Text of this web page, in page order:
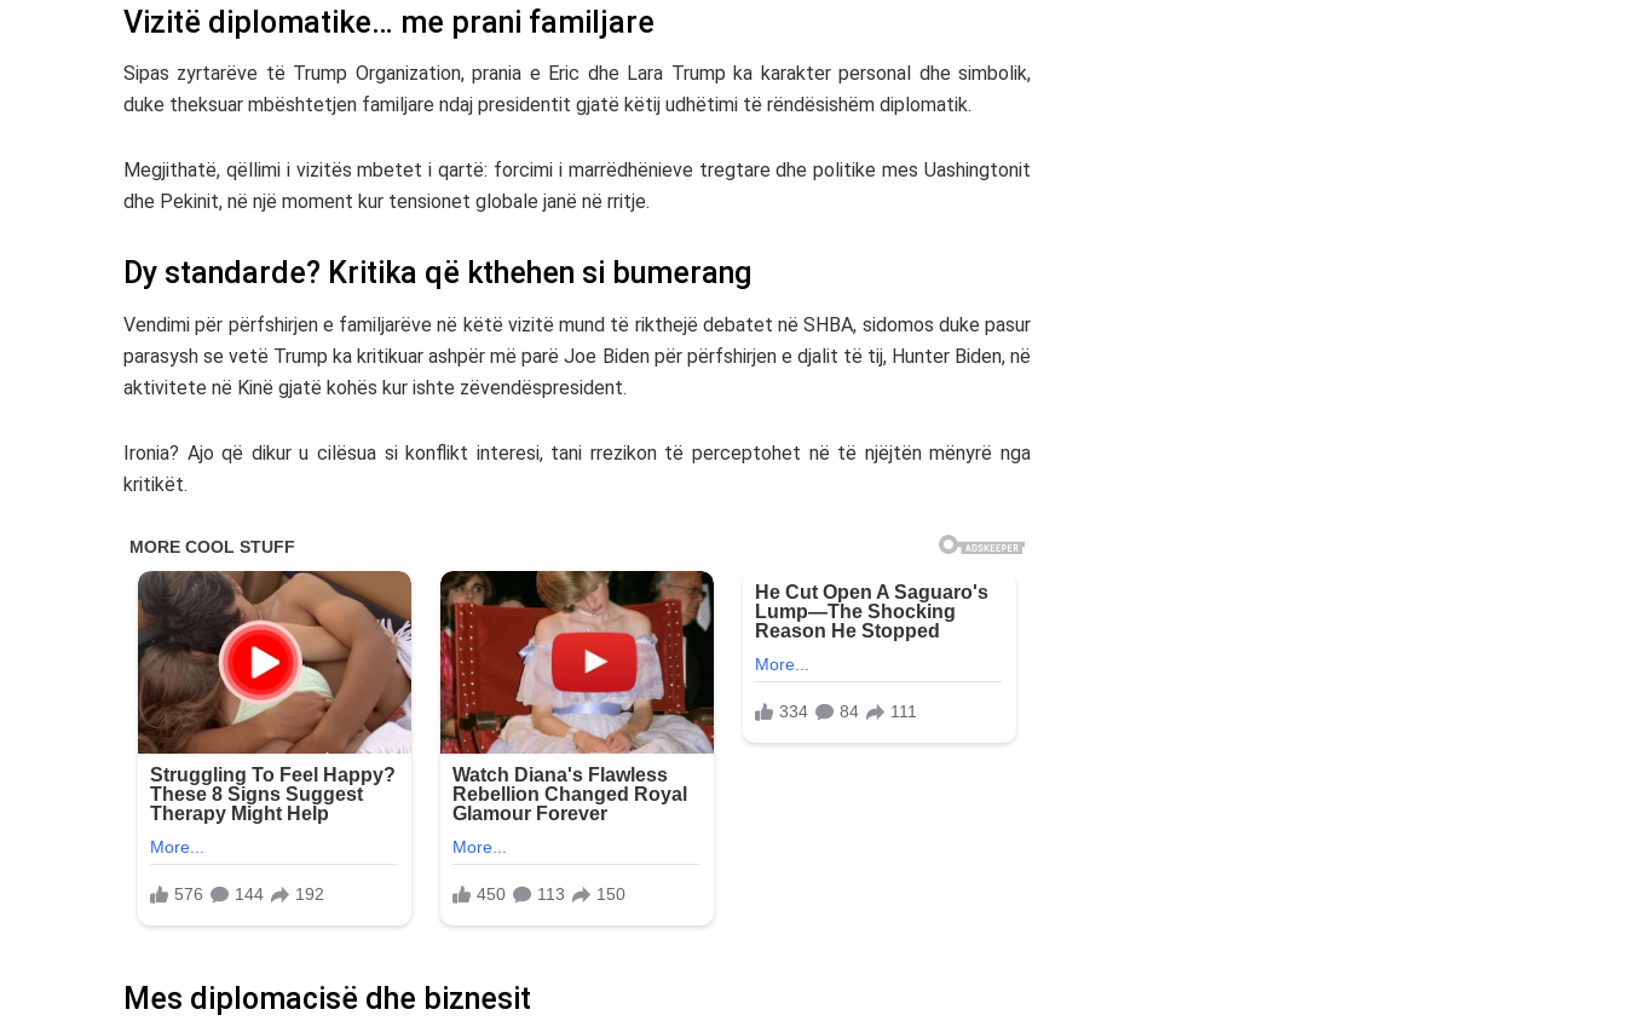
Vizitë diplomatike… me prani familjare
Sipas zyrtarëve të Trump Organization, prania e Eric dhe Lara Trump ka karakter personal dhe simbolik,
duke theksuar mbështetjen familjare ndaj presidentit gjatë këtij udhëtimi të rëndësishëm diplomatik.
Megjithatë, qëllimi i vizitës mbetet i qartë: forcimi i marrëdhënieve tregtare dhe politike mes Uashingtonit
dhe Pekinit, në një moment kur tensionet globale janë në rritje.
Dy standarde? Kritika që kthehen si bumerang
Vendimi për përfshirjen e familjarëve në këtë vizitë mund të rikthejë debatet në SHBA, sidomos duke pasur
parasysh se vetë Trump ka kritikuar ashpër më parëJoe Bidenpër përfshirjen e djalit të tij, Hunter Biden, në
aktivitete në Kinë gjatë kohës kur ishte zëvendëspresident.
Ironia? Ajo që dikur u cilësua si konflikt interesi, tani rrezikon të perceptohet në të njëjtën mënyrë nga
kritikët.
Mes diplomacisë dhe biznesit